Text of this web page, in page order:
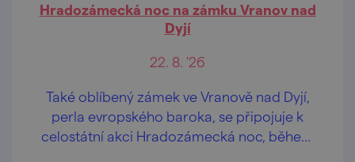
Hradozámecká noc na zámku Vranov nad
Dyjí
22. 8. '26
Také oblíbený zámek ve Vranově nad Dyjí,
perla evropského baroka, se připojuje k
celostátní akci Hradozámecká noc, během